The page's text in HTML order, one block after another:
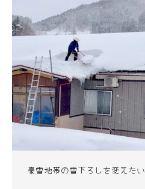
豪雪地帯の雪下ろしを変えたい